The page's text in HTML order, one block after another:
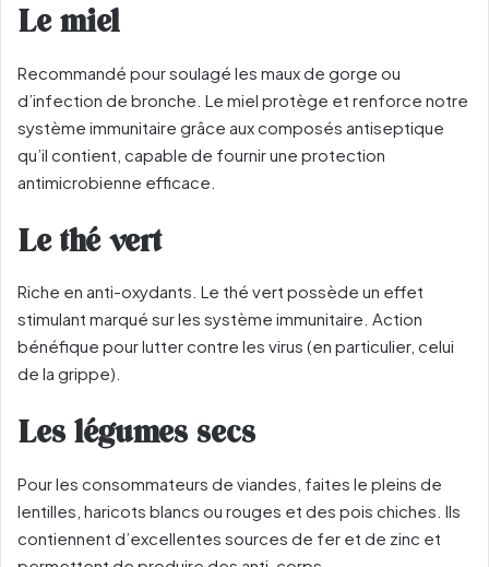
Le miel
Recommandé pour soulagé les maux de gorge ou
d’infection de bronche. Le miel protège et renforce notre
système immunitaire grâce aux composés antiseptique
qu’il contient, capable de fournir une protection
antimicrobienne efficace.
Le thé vert
Riche en anti-oxydants. Le thé vert possède un effet
stimulant marqué sur les système immunitaire. Action
bénéfique pour lutter contre les virus (en particulier, celui
de la grippe).
Les légumes secs
Pour les consommateurs de viandes, faites le pleins de
lentilles, haricots blancs ou rouges et des pois chiches. Ils
contiennent d’excellentes sources de fer et de zinc et